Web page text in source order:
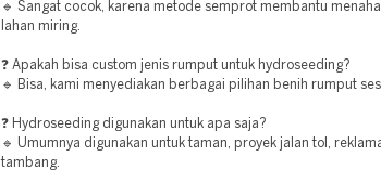
🔹 Sangat cocok, karena metode semprot membantu
lahan miring.
❓ Apakah bisa custom jenis rumput untuk hydroseeding?
🔹 Bisa, kami menyediakan berbagai pilihan benih rumput
❓ Hydroseeding digunakan untuk apa saja?
🔹 Umumnya digunakan untuk taman, proyek jalan tol,
tambang.